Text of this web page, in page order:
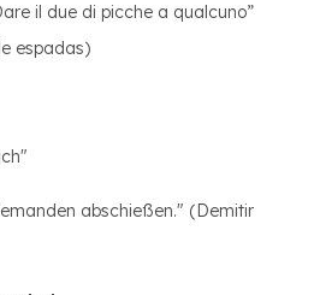
il due di picche a qualcuno”
espadas)
abschießen." (Demitir